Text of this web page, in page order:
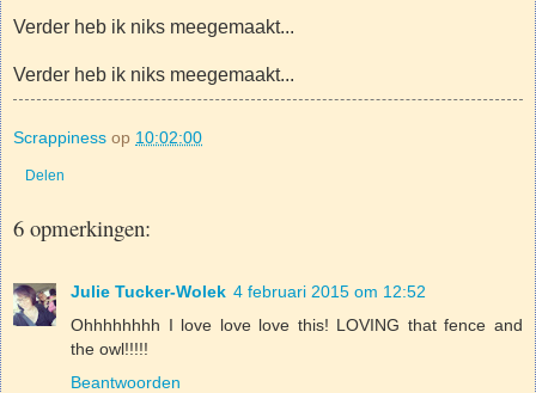
Verder heb ik niks meegemaakt...
Verder heb ik niks meegemaakt...
Scrappiness op 10:02:00
Delen
6 opmerkingen:
Julie Tucker-Wolek 4 februari 2015 om 12:52
Ohhhhhhhh I love love love this! LOVING that fence and
the owl!!!!!
Beantwoorden